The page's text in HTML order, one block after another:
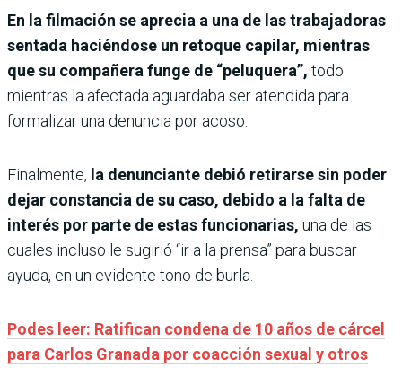
En la filmación se aprecia a una de las trabajadoras
sentada haciéndose un retoque capilar, mientras
que su compañera funge de “peluquera”, todo
mientras la afectada aguardaba ser atendida para
formalizar una denuncia por acoso.
Finalmente, la denunciante debió retirarse sin poder
dejar constancia de su caso, debido a la falta de
interés por parte de estas funcionarias, una de las
cuales incluso le sugirió “ir a la prensa” para buscar
ayuda, en un evidente tono de burla.
Podes leer: Ratifican condena de 10 años de cárcel
para Carlos Granada por coacción sexual y otros